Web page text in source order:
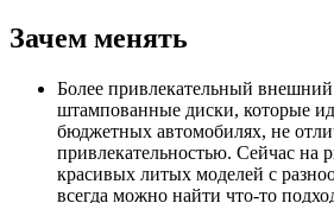
Зачем менять
Более привлекательный
штампованные диски, которые
бюджетных автомобилях, не
привлекательностью. Сейчас на
красивых литых моделей с
всегда можно найти что-то